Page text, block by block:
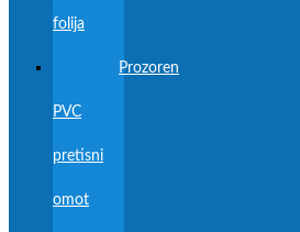
folija
Prozoren
PVC
pretisni
omot